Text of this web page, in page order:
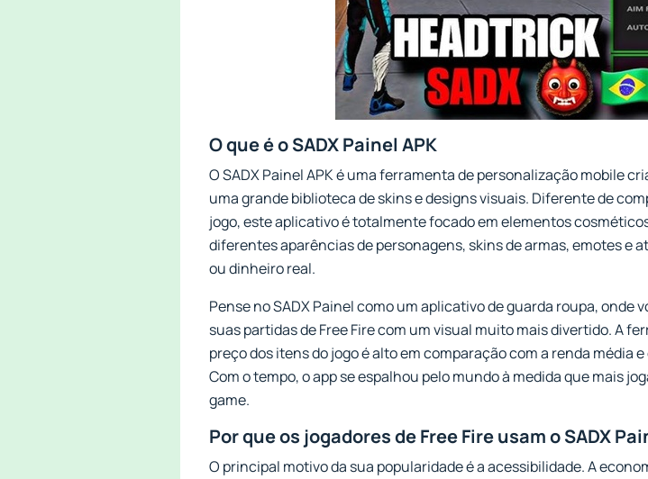
O que é o SADX Painel APK
O SADX Painel APK é uma ferramenta de personalização mobile
uma grande biblioteca de skins e designs visuais. Diferente de
jogo, este aplicativo é totalmente focado em elementos
diferentes aparências de personagens, skins de armas, emotes e
ou dinheiro real.
Pense no SADX Painel como um aplicativo de guarda roupa,
suas partidas de Free Fire com um visual muito mais divertido. A
preço dos itens do jogo é alto em comparação com a renda média
Com o tempo, o app se espalhou pelo mundo à medida que mais
game.
Por que os jogadores de Free Fire usam o SADX
O principal motivo da sua popularidade é a acessibilidade. A